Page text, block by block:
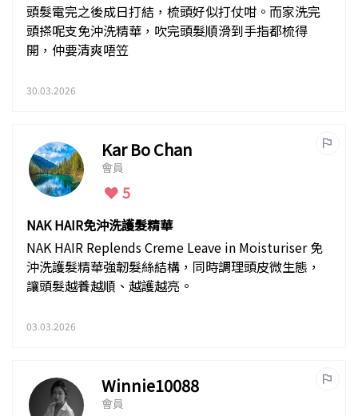
頭髮電完之後成日打結，梳頭好似打仗咁。而家洗完
頭搽呢支免沖洗精華，吹完頭髮順滑到手指都梳得
開，仲要清爽唔笠
30.03.2026
Kar Bo Chan
會員
5
NAK HAIR免沖洗護髮精華
NAK HAIR Replends Creme Leave in Moisturiser 免
沖洗護髮精華強韌髮絲結構，同時調理頭皮微生態，
讓頭髮越養越順、越護越亮。
03.03.2026
Winnie10088
會員